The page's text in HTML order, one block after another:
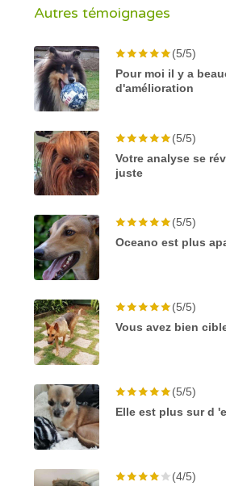
Autres témoignages
(5/5)
Pour moi il y a
d'amélioration
(5/5)
Votre analyse se
juste
(5/5)
Oceano est plus
(5/5)
Vous avez bien
(5/5)
Elle est plus sur d
(4/5)